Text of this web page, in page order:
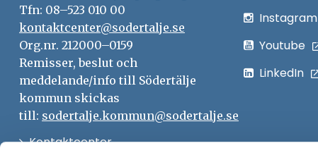
Tfn: 08–523 010 00
kontaktcenter@sodertalje.se
Org.nr. 212000–0159
Remisser, beslut och
meddelande/info till Södertälje
kommun skickas
till: sodertalje.kommun@sodertalje.se
KontaktcenterÖppna
Instagram
Youtube
LinkedIn